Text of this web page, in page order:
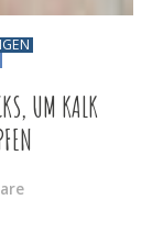
UM KALK